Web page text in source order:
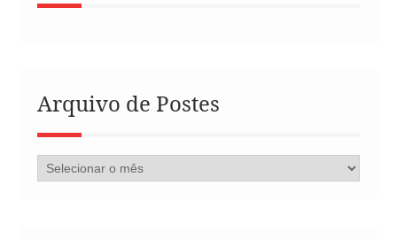
Arquivo de Postes
Arquivo
de